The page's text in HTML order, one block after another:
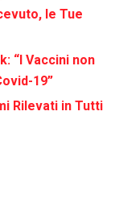
le Tue
“I Vaccini non
19”
Rilevati in Tutti